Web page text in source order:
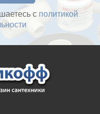
с политикой